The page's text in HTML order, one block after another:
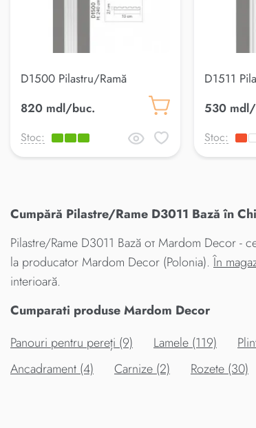
D1500 Pilastru/Ramă
820 mdl/buc.
Stoc:
D1511
530
Stoc:
Cumpără Pilastre/Rame D3011 Bază în
Pilastre/Rame D3011 Bază от Mardom Decor -
la producator Mardom Decor (Polonia).În
interioară.
Cumparati produse Mardom Decor
Panouri pentru pereți (9)
Lamele (119)
Ancadrament (4)
Carnize (2) Rozete (30)